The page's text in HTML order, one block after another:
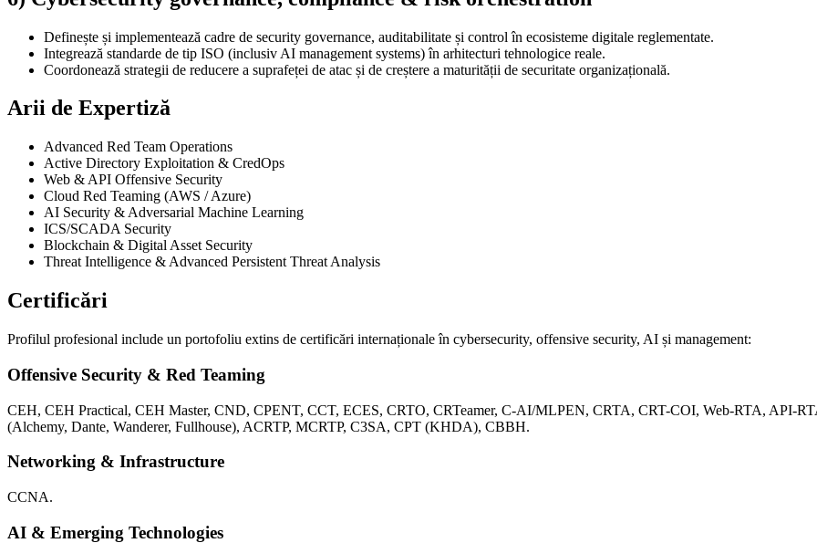
Definește și implementează cadre de security governance, auditabilitate și control în ecosisteme digitale reglementate.
Integrează standarde de tip ISO (inclusiv AI management systems) în arhitecturi tehnologice reale.
Coordonează strategii de reducere a suprafeței de atac și de creștere a maturității de securitate organizațională.
Arii de Expertiză
Advanced Red Team Operations
Active Directory Exploitation & CredOps
Web & API Offensive Security
Cloud Red Teaming (AWS / Azure)
AI Security & Adversarial Machine Learning
ICS/SCADA Security
Blockchain & Digital Asset Security
Threat Intelligence & Advanced Persistent Threat Analysis
Certificări
Profilul profesional include un portofoliu extins de certificări internaționale în cybersecurity, offensive security, AI și management:
Offensive Security & Red Teaming
CEH, CEH Practical, CEH Master, CND, CPENT, CCT, ECES, CRTO, CRTeamer, C-AI/MLPEN, CRTA, CRT-COI, Web-RTA, API-
(Alchemy, Dante, Wanderer, Fullhouse), ACRTP, MCRTP, C3SA, CPT (KHDA), CBBH.
Networking & Infrastructure
CCNA.
AI & Emerging Technologies